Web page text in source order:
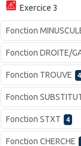
Exercice 3
Fonction
Fonction DROITE/
Fonction TROUVE 4
Fonction
Fonction STXT 4
Fonction CHERCHE